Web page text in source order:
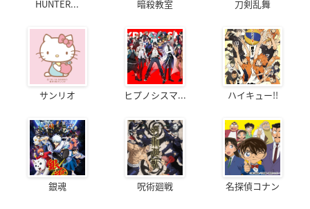
HUNTER... 暗殺教室 刀剣乱舞
サンリオ ヒプノシスマ... ハイキュー!!
銀魂 呪術廻戦 名探偵コナン